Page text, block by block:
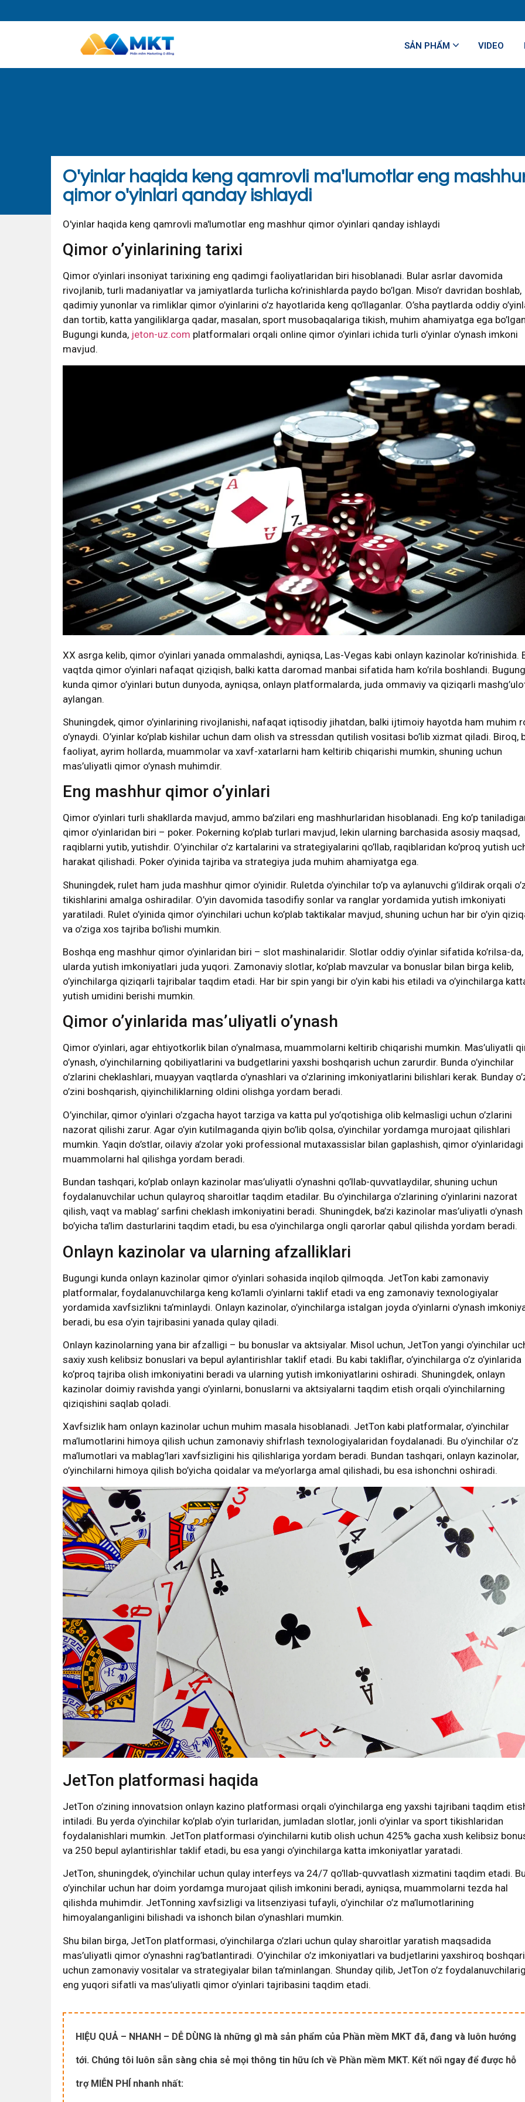
SẢN PHẨM VIDEO
O'yinlar haqida keng qamrovli ma'lumotlar eng
qimor o'yinlari qanday ishlaydi
O'yinlar haqida keng qamrovli ma'lumotlar eng mashhur qimor o'yinlari qanday ishlaydi
Qimor o’yinlarining tarixi
Qimor o’yinlari insoniyat tarixining eng qadimgi faoliyatlaridan biri hisoblanadi. Bular asrlar davomida
rivojlanib, turli madaniyatlar va jamiyatlarda turlicha ko’rinishlarda paydo bo’lgan. Miso’r davridan boshlab,
qadimiy yunonlar va rimliklar qimor o’yinlarini o’z hayotlarida keng qo’llaganlar. O’sha paytlarda oddiy
dan tortib, katta yangiliklarga qadar, masalan, sport musobaqalariga tikish, muhim ahamiyatga ega
Bugungi kunda, jeton-uz.com platformalari orqali online qimor o’yinlari ichida turli o’yinlar o’ynash imkoni
mavjud.
XX asrga kelib, qimor o’yinlari yanada ommalashdi, ayniqsa, Las-Vegas kabi onlayn kazinolar ko’rinishida.
vaqtda qimor o’yinlari nafaqat qiziqish, balki katta daromad manbai sifatida ham ko’rila boshlandi.
kunda qimor o’yinlari butun dunyoda, ayniqsa, onlayn platformalarda, juda ommaviy va qiziqarli
aylangan.
Shuningdek, qimor o’yinlarining rivojlanishi, nafaqat iqtisodiy jihatdan, balki ijtimoiy hayotda ham muhim
o’ynaydi. O’yinlar ko’plab kishilar uchun dam olish va stressdan qutilish vositasi bo’lib xizmat qiladi. Biroq,
faoliyat, ayrim hollarda, muammolar va xavf-xatarlarni ham keltirib chiqarishi mumkin, shuning uchun
mas’uliyatli qimor o’ynash muhimdir.
Eng mashhur qimor o’yinlari
Qimor o’yinlari turli shakllarda mavjud, ammo ba’zilari eng mashhurlaridan hisoblanadi. Eng ko’p
qimor o’yinlaridan biri – poker. Pokerning ko’plab turlari mavjud, lekin ularning barchasida asosiy maqsad,
raqiblarni yutib, yutishdir. O’yinchilar o’z kartalarini va strategiyalarini qo’llab, raqiblaridan ko’proq yutish
harakat qilishadi. Poker o’yinida tajriba va strategiya juda muhim ahamiyatga ega.
Shuningdek, rulet ham juda mashhur qimor o’yinidir. Ruletda o’yinchilar to’p va aylanuvchi g’ildirak orqali
tikishlarini amalga oshiradilar. O’yin davomida tasodifiy sonlar va ranglar yordamida yutish imkoniyati
yaratiladi. Rulet o’yinida qimor o’yinchilari uchun ko’plab taktikalar mavjud, shuning uchun har bir o’yin
va o’ziga xos tajriba bo’lishi mumkin.
Boshqa eng mashhur qimor o’yinlaridan biri – slot mashinalaridir. Slotlar oddiy o’yinlar sifatida ko’rilsa-da,
ularda yutish imkoniyatlari juda yuqori. Zamonaviy slotlar, ko’plab mavzular va bonuslar bilan birga kelib,
o’yinchilarga qiziqarli tajribalar taqdim etadi. Har bir spin yangi bir o’yin kabi his etiladi va o’yinchilarga
yutish umidini berishi mumkin.
Qimor o’yinlarida mas’uliyatli o’ynash
Qimor o’yinlari, agar ehtiyotkorlik bilan o’ynalmasa, muammolarni keltirib chiqarishi mumkin. Mas’uliyatli
o’ynash, o’yinchilarning qobiliyatlarini va budgetlarini yaxshi boshqarish uchun zarurdir. Bunda o’yinchilar
o’zlarini cheklashlari, muayyan vaqtlarda o’ynashlari va o’zlarining imkoniyatlarini bilishlari kerak. Bunday
o’zini boshqarish, qiyinchiliklarning oldini olishga yordam beradi.
O’yinchilar, qimor o’yinlari o’zgacha hayot tarziga va katta pul yo’qotishiga olib kelmasligi uchun o’zlarini
nazorat qilishi zarur. Agar o’yin kutilmaganda qiyin bo’lib qolsa, o’yinchilar yordamga murojaat qilishlari
mumkin. Yaqin do’stlar, oilaviy a’zolar yoki professional mutaxassislar bilan gaplashish, qimor o’yinlaridagi
muammolarni hal qilishga yordam beradi.
Bundan tashqari, ko’plab onlayn kazinolar mas’uliyatli o’ynashni qo’llab-quvvatlaydilar, shuning uchun
foydalanuvchilar uchun qulayroq sharoitlar taqdim etadilar. Bu o’yinchilarga o’zlarining o’yinlarini nazorat
qilish, vaqt va mablag’ sarfini cheklash imkoniyatini beradi. Shuningdek, ba’zi kazinolar mas’uliyatli o’ynash
bo’yicha ta’lim dasturlarini taqdim etadi, bu esa o’yinchilarga ongli qarorlar qabul qilishda yordam beradi.
Onlayn kazinolar va ularning afzalliklari
Bugungi kunda onlayn kazinolar qimor o’yinlari sohasida inqilob qilmoqda. JetTon kabi zamonaviy
platformalar, foydalanuvchilarga keng ko’lamli o’yinlarni taklif etadi va eng zamonaviy texnologiyalar
yordamida xavfsizlikni ta’minlaydi. Onlayn kazinolar, o’yinchilarga istalgan joyda o’yinlarni o’ynash
beradi, bu esa o’yin tajribasini yanada qulay qiladi.
Onlayn kazinolarning yana bir afzalligi – bu bonuslar va aktsiyalar. Misol uchun, JetTon yangi o’yinchilar
saxiy xush kelibsiz bonuslari va bepul aylantirishlar taklif etadi. Bu kabi takliflar, o’yinchilarga o’z o’yinlarida
ko’proq tajriba olish imkoniyatini beradi va ularning yutish imkoniyatlarini oshiradi. Shuningdek, onlayn
kazinolar doimiy ravishda yangi o’yinlarni, bonuslarni va aktsiyalarni taqdim etish orqali o’yinchilarning
qiziqishini saqlab qoladi.
Xavfsizlik ham onlayn kazinolar uchun muhim masala hisoblanadi. JetTon kabi platformalar, o’yinchilar
ma’lumotlarini himoya qilish uchun zamonaviy shifrlash texnologiyalaridan foydalanadi. Bu o’yinchilar o’z
ma’lumotlari va mablag’lari xavfsizligini his qilishlariga yordam beradi. Bundan tashqari, onlayn kazinolar,
o’yinchilarni himoya qilish bo’yicha qoidalar va me’yorlarga amal qilishadi, bu esa ishonchni oshiradi.
JetTon platformasi haqida
JetTon o’zining innovatsion onlayn kazino platformasi orqali o’yinchilarga eng yaxshi tajribani taqdim
intiladi. Bu yerda o’yinchilar ko’plab o’yin turlaridan, jumladan slotlar, jonli o’yinlar va sport tikishlaridan
foydalanishlari mumkin. JetTon platformasi o’yinchilarni kutib olish uchun 425% gacha xush kelibsiz
va 250 bepul aylantirishlar taklif etadi, bu esa yangi o’yinchilarga katta imkoniyatlar yaratadi.
JetTon, shuningdek, o’yinchilar uchun qulay interfeys va 24/7 qo’llab-quvvatlash xizmatini taqdim etadi.
o’yinchilar uchun har doim yordamga murojaat qilish imkonini beradi, ayniqsa, muammolarni tezda hal
qilishda muhimdir. JetTonning xavfsizligi va litsenziyasi tufayli, o’yinchilar o’z ma’lumotlarining
himoyalanganligini bilishadi va ishonch bilan o’ynashlari mumkin.
Shu bilan birga, JetTon platformasi, o’yinchilarga o’zlari uchun qulay sharoitlar yaratish maqsadida
mas’uliyatli qimor o’ynashni rag’batlantiradi. O’yinchilar o’z imkoniyatlari va budjetlarini yaxshiroq
uchun zamonaviy vositalar va strategiyalar bilan ta’minlangan. Shunday qilib, JetTon o’z
eng yuqori sifatli va mas’uliyatli qimor o’yinlari tajribasini taqdim etadi.
HIỆU QUẢ – NHANH – DỄ DÙNG là những gì mà sản phẩm của Phần mềm MKT đã, đang và luôn hướng
tới. Chúng tôi luôn sẵn sàng chia sẻ mọi thông tin hữu ích về Phần mềm MKT. Kết nối ngay để được hỗ
trợ MIỄN PHÍ nhanh nhất: